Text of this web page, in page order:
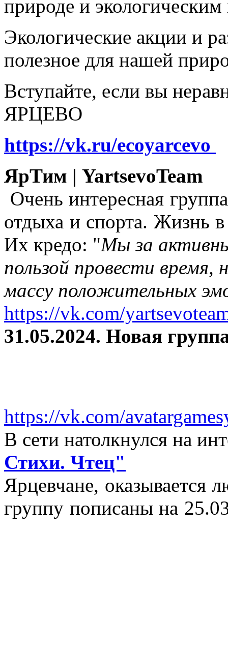
природе и
Экологические акции и
полезное для нашей
Вступайте, если вы
ЯРЦЕВО
https://vk.ru/ecoyarcevo
ЯрТим | YartsevoTeam
Очень интересная
отдыха и спорта. Жизнь
Их кредо: "Мы за
пользой провести время,
массу положительных
https://vk.com/
31.05.2024. Новая
https://vk.com/
В сети натолкнулся на
Стихи. Чтец"
Ярцевчане,
группу пописаны на